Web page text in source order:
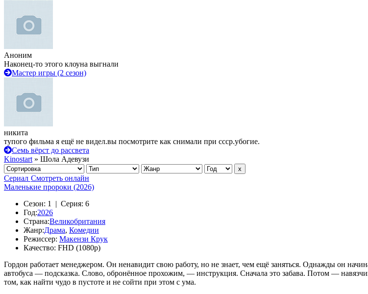
Аноним
Наконец-то этого клоуна выгнали
Мастер игры (2 сезон)
никита
тупого фильма я ещё не видел.вы посмотрите как снимали при ссср.убогие.
Семь вёрст до рассвета
Kinostart » Шола Адевузи
Сериал Смотреть онлайн
Маленькие пророки (2026)
Сезон: 1 | Серия: 6
Год:2026
Страна:Великобритания
Жанр:Драма, Комедии
Режиссер: Макензи Крук
Качество: FHD (1080p)
Гордон работает менеджером. Он ненавидит свою работу, но не знает, чем ещё заняться. Однажды он
автобуса — подсказка. Слово, обронённое прохожим, — инструкция. Сначала это забава. Потом —
том, как найти чудо в пустоте и не сойти при этом с ума.